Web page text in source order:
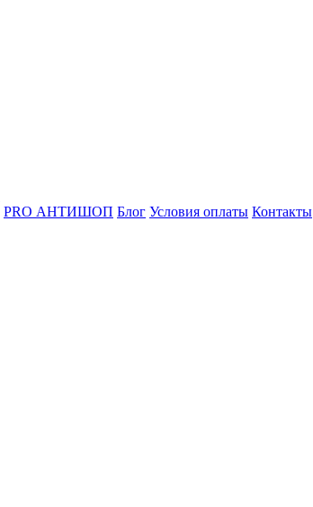
PRO АНТИШОП Блог Условия оплаты Контакты